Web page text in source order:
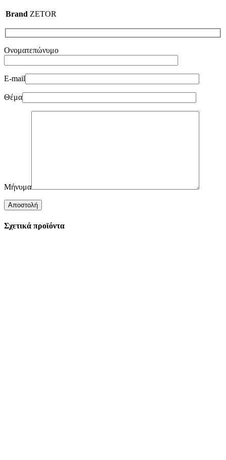
Brand ZETOR
Ονοματεπώνυμο
E-mail
Θέμα
Μήνυμα
Σχετικά προϊόντα